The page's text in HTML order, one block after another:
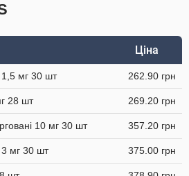
Ціна
1,5 мг 30 шт 262.90 грн
28 шт 269.20 грн
10 мг 30 шт 357.20 грн
3 мг 30 шт 375.00 грн